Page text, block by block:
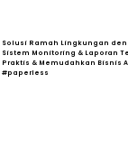
Solusi Ramah Lingkungan
Sistem Monitoring & Laporan
Praktis & Memudahkan Bisnis
#paperless